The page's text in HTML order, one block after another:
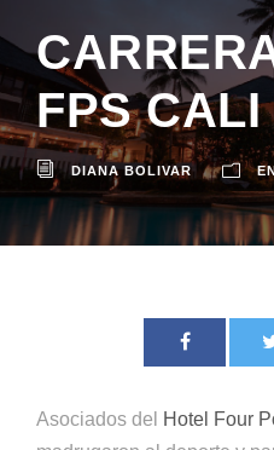
FPS CALI
DIANA BOLIVAR
Asociados del Hotel Four